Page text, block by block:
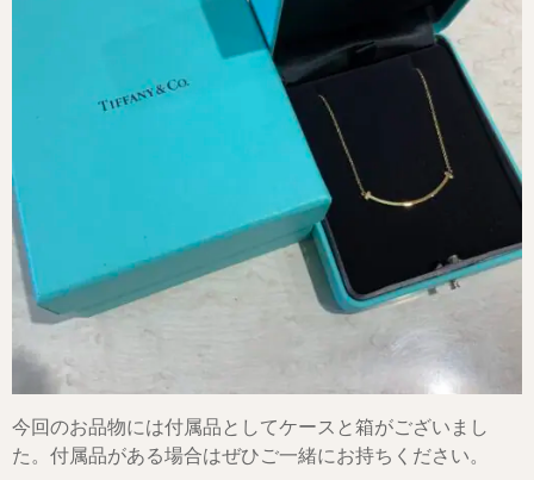
今回のお品物には付属品としてケースと箱がございまし
た。付属品がある場合はぜひご一緒にお持ちください。